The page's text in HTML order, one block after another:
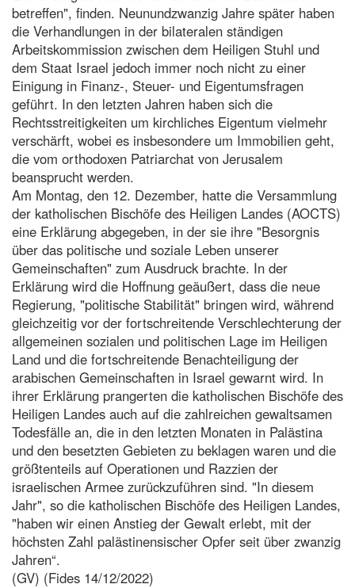
betreffen", finden. Neunundzwanzig Jahre später haben
die Verhandlungen in der bilateralen ständigen
Arbeitskommission zwischen dem Heiligen Stuhl und
dem Staat Israel jedoch immer noch nicht zu einer
Einigung in Finanz-, Steuer- und Eigentumsfragen
geführt. In den letzten Jahren haben sich die
Rechtsstreitigkeiten um kirchliches Eigentum vielmehr
verschärft, wobei es insbesondere um Immobilien geht,
die vom orthodoxen Patriarchat von Jerusalem
beansprucht werden.
Am Montag, den 12. Dezember, hatte die Versammlung
der katholischen Bischöfe des Heiligen Landes (AOCTS)
eine Erklärung abgegeben, in der sie ihre "Besorgnis
über das politische und soziale Leben unserer
Gemeinschaften" zum Ausdruck brachte. In der
Erklärung wird die Hoffnung geäußert, dass die neue
Regierung, "politische Stabilität" bringen wird, während
gleichzeitig vor der fortschreitende Verschlechterung der
allgemeinen sozialen und politischen Lage im Heiligen
Land und die fortschreitende Benachteiligung der
arabischen Gemeinschaften in Israel gewarnt wird. In
ihrer Erklärung prangerten die katholischen Bischöfe des
Heiligen Landes auch auf die zahlreichen gewaltsamen
Todesfälle an, die in den letzten Monaten in Palästina
und den besetzten Gebieten zu beklagen waren und die
größtenteils auf Operationen und Razzien der
israelischen Armee zurückzuführen sind. "In diesem
Jahr", so die katholischen Bischöfe des Heiligen Landes,
"haben wir einen Anstieg der Gewalt erlebt, mit der
höchsten Zahl palästinensischer Opfer seit über zwanzig
Jahren“.
(GV) (Fides 14/12/2022)